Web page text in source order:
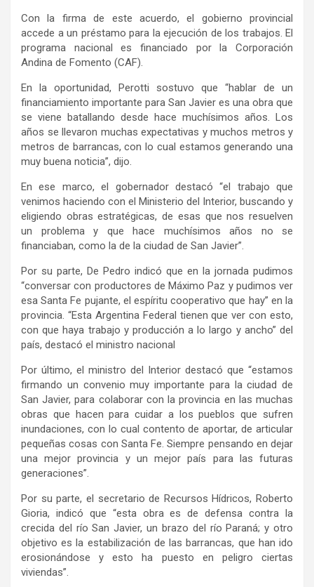
Con la firma de este acuerdo, el gobierno provincial
accede a un préstamo para la ejecución de los trabajos. El
programa nacional es financiado por la Corporación
Andina de Fomento (CAF).
En la oportunidad, Perotti sostuvo que “hablar de un
financiamiento importante para San Javier es una obra que
se viene batallando desde hace muchísimos años. Los
años se llevaron muchas expectativas y muchos metros y
metros de barrancas, con lo cual estamos generando una
muy buena noticia”, dijo.
En ese marco, el gobernador destacó “el trabajo que
venimos haciendo con el Ministerio del Interior, buscando y
eligiendo obras estratégicas, de esas que nos resuelven
un problema y que hace muchísimos años no se
financiaban, como la de la ciudad de San Javier”.
Por su parte, De Pedro indicó que en la jornada pudimos
“conversar con productores de Máximo Paz y pudimos ver
esa Santa Fe pujante, el espíritu cooperativo que hay” en la
provincia. “Esta Argentina Federal tienen que ver con esto,
con que haya trabajo y producción a lo largo y ancho” del
país, destacó el ministro nacional
Por último, el ministro del Interior destacó que “estamos
firmando un convenio muy importante para la ciudad de
San Javier, para colaborar con la provincia en las muchas
obras que hacen para cuidar a los pueblos que sufren
inundaciones, con lo cual contento de aportar, de articular
pequeñas cosas con Santa Fe. Siempre pensando en dejar
una mejor provincia y un mejor país para las futuras
generaciones”.
Por su parte, el secretario de Recursos Hídricos, Roberto
Gioria, indicó que “esta obra es de defensa contra la
crecida del río San Javier, un brazo del río Paraná; y otro
objetivo es la estabilización de las barrancas, que han ido
erosionándose y esto ha puesto en peligro ciertas
viviendas”.